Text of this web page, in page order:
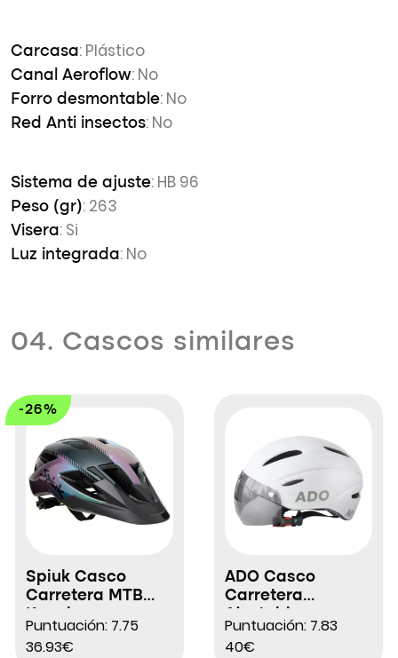
Carcasa: Plástico
Canal Aeroflow: No
Forro desmontable: No
Red Anti insectos: No
Sistema de ajuste: HB 96
Peso (gr): 263
Visera: Si
Luz integrada: No
04. Cascos similares
-26%
Spiuk Casco
Carretera MTB
Puntuación: 7.75
36.93€
ADO Casco
Carretera
Puntuación: 7.83
40€